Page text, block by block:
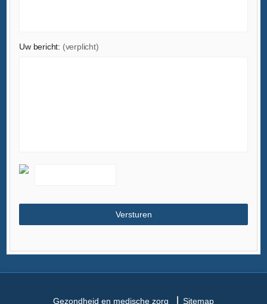
Uw bericht: (verplicht)
Gezondheid en medische zorg Sitemap